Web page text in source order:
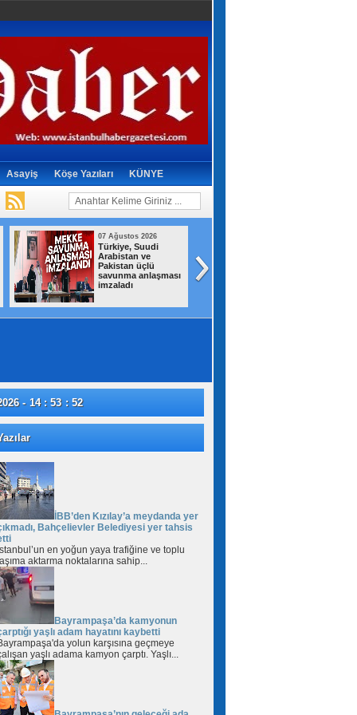
Asayiş Köşe Yazıları KÜNYE
07 Ağustos 2026
Türkiye, Suudi
Arabistan ve
Pakistan üçlü
savunma anlaşması
imzaladı
- 14 : 53 : 53
İBB’den Kızılay’a meydanda yer
Bahçelievler Belediyesi yer tahsis
en yoğun yaya trafiğine ve toplu
aktarma noktalarına sahip...
Bayrampaşa’da kamyonun
yaşlı adam hayatını kaybetti
yolun karşısına geçmeye
yaşlı adama kamyon çarptı. Yaşlı...